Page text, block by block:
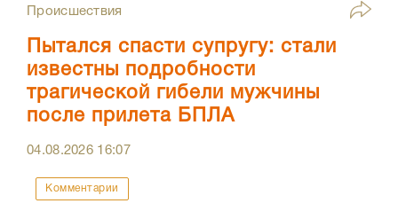
Происшествия
Пытался спасти супругу: стали
известны подробности
трагической гибели мужчины
после прилета БПЛА
04.08.2026 16:07
Комментарии